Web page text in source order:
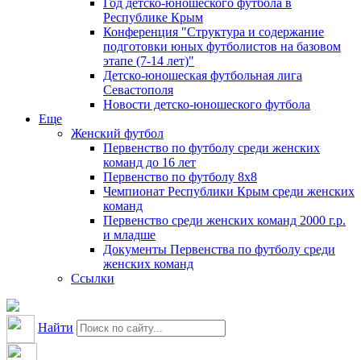
Год детско-юношеского футбола в
Республике Крым
Конференция "Структура и содержание
подготовки юных футболистов на базовом
этапе (7-14 лет)"
Детско-юношеская футбольная лига
Севастополя
Новости детско-юношеского футбола
Еще
Женский футбол
Первенство по футболу среди женских
команд до 16 лет
Первенство по футболу 8х8
Чемпионат Республики Крым среди женских
команд
Первенство среди женских команд 2000 г.р.
и младше
Документы Первенства по футболу среди
женских команд
Ссылки
Найти